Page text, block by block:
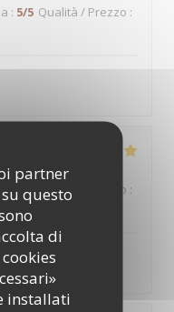
partner
questo
di
installati
: 5/5 Qualità / Prezzo :
: 5 /5 Qualità / Prezzo :